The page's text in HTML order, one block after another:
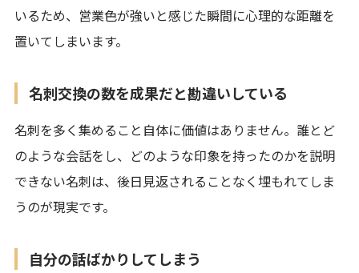
いるため、営業色が強いと感じた瞬間に心理的な距離を
置いてしまいます。
名刺交換の数を成果だと勘違いしている
名刺を多く集めること自体に価値はありません。誰とど
のような会話をし、どのような印象を持ったのかを説明
できない名刺は、後日見返されることなく埋もれてしま
うのが現実です。
自分の話ばかりしてしまう